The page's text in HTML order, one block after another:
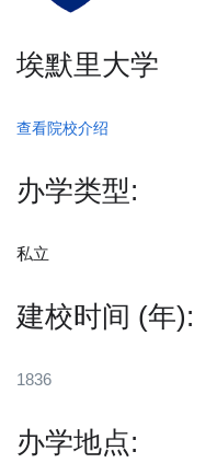
埃默里大学
查看院校介绍
办学类型:
私立
建校时间 (年):
1836
办学地点: